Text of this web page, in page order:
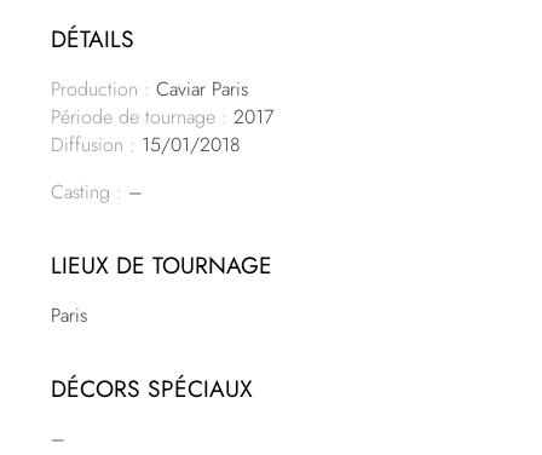
DÉTAILS
Production : Caviar Paris
Période de tournage : 2017
Diffusion : 15/01/2018
Casting : –
LIEUX DE TOURNAGE
Paris
DÉCORS SPÉCIAUX
–